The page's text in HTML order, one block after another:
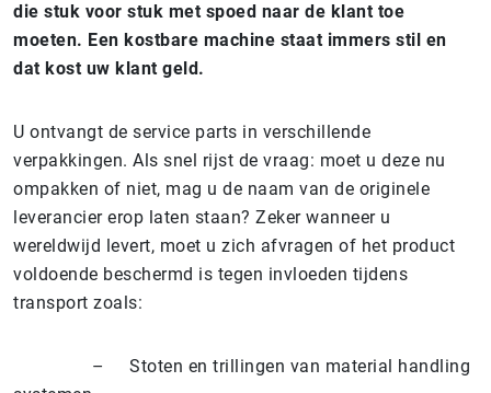
die stuk voor stuk met spoed naar de klant toe
moeten. Een kostbare machine staat immers stil en
dat kost uw klant geld.
U ontvangt de service parts in verschillende
verpakkingen. Als snel rijst de vraag: moet u deze nu
ompakken of niet, mag u de naam van de originele
leverancier erop laten staan? Zeker wanneer u
wereldwijd levert, moet u zich afvragen of het product
voldoende beschermd is tegen invloeden tijdens
transport zoals:
– Stoten en trillingen van material handling